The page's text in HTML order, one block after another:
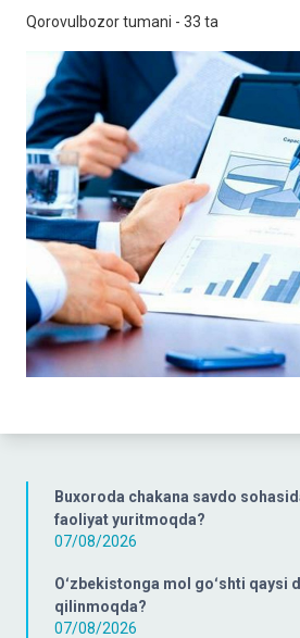
Buxoroda chakana savdo
faoliyat yuritmoqda?
07/08/2026
Oʻzbekistonga mol goʻshti qaysi
qilinmoqda?
07/08/2026
Qorovulbozor tumani - 33 ta